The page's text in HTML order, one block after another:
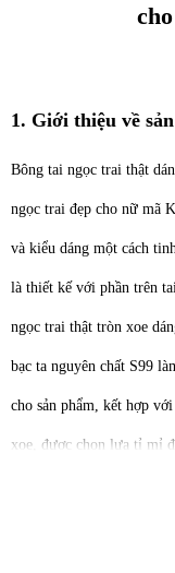
1. Giới thiệu về
Bông tai ngọc trai thật
ngọc trai đẹp cho nữ mã
và kiểu dáng một cách
là thiết kế với phần trên
ngọc trai thật tròn xoe
bạc ta nguyên chất S99
cho sản phẩm, kết hợp
xoe, được chọn lựa tỉ mỉ
sắc và kích thước, có bề